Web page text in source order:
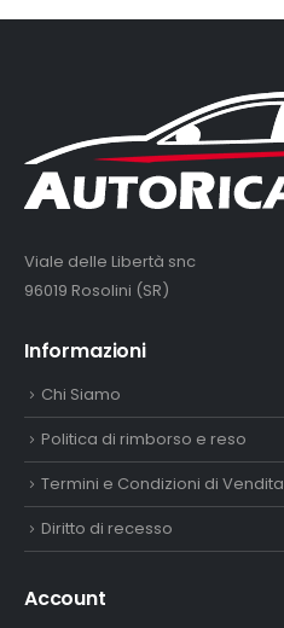
Viale delle Libertà snc
96019 Rosolini (SR)
Informazioni
Chi Siamo
Politica di rimborso e reso
Termini e Condizioni di Vendita
Diritto di recesso
Account